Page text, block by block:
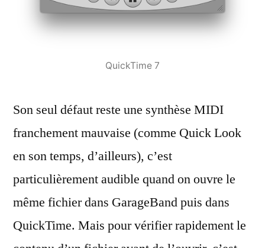
QuickTime 7
Son seul défaut reste une synthèse MIDI
franchement mauvaise (comme Quick Look
en son temps, d’ailleurs), c’est
particulièrement audible quand on ouvre le
même fichier dans GarageBand puis dans
QuickTime. Mais pour vérifier rapidement le